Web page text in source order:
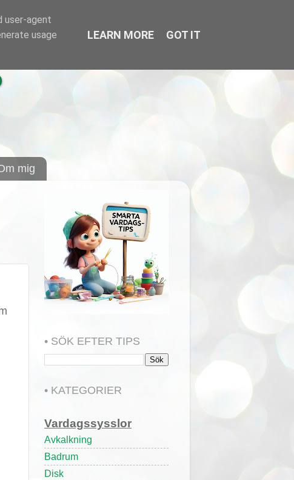
mig
• SÖK EFTER TIPS
• KATEGORIER
Vardagssysslor
Avkalkning
Badrum
Disk
user-agent
usage
LEARN MORE GOT IT